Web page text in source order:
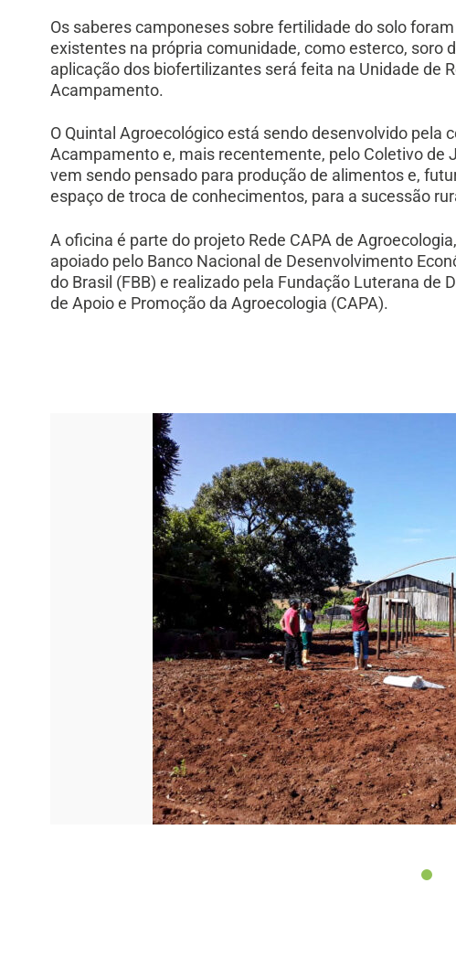
Os saberes camponeses sobre fertilidade do solo
existentes na própria comunidade, como esterco, soro
aplicação dos biofertilizantes será feita na Unidade de
Acampamento.
O Quintal Agroecológico está sendo desenvolvido pela
Acampamento e, mais recentemente, pelo Coletivo de
vem sendo pensado para produção de alimentos e,
espaço de troca de conhecimentos, para a sucessão
Aoficina é parte do projeto Rede CAPA de
apoiado pelo Banco Nacional de Desenvolvimento
do Brasil (FBB) e realizado pela Fundação Luterana de
de Apoio e Promoção da Agroecologia (CAPA).